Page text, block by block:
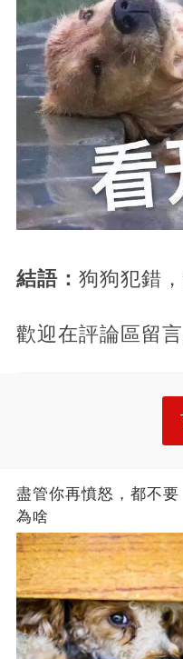
結語： 狗狗犯錯
歡迎在評論區留
盡管你再憤怒，都不
為啥